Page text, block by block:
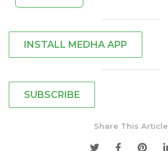
INSTALL MEDHA APP
SUBSCRIBE
Share This Article